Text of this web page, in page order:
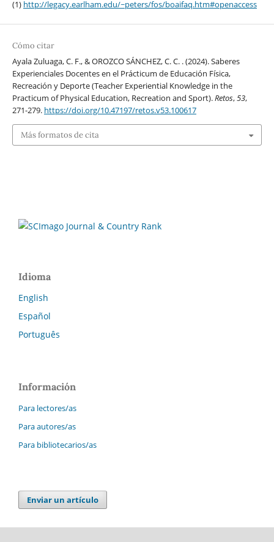
(1) http://legacy.earlham.edu/~peters/fos/boaifaq.htm#openaccess
Cómo citar
Ayala Zuluaga, C. F., & OROZCO SÁNCHEZ, C. C. . (2024). Saberes
Experienciales Docentes en el Prácticum de Educación Física,
Recreación y Deporte (Teacher Experiential Knowledge in the
Practicum of Physical Education, Recreation and Sport).Retos,53,
271-279. https://doi.org/10.47197/retos.v53.100617
Más formatos de cita
Idioma
English
Español
Português
Información
Para lectores/as
Para autores/as
Para bibliotecarios/as
Enviar un artículo